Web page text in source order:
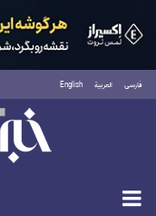
فارسی العربية English
شنبه ۱۷ مرداد ۱۴۰۵